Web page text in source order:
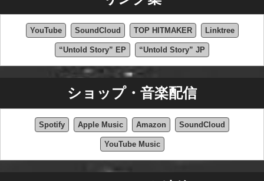
YouTube SoundCloud TOP HITMAKER Linktree
“Untold Story” EP “Untold Story” JP
ショップ・音楽配信
Spotify Apple Music Amazon SoundCloud
YouTube Music